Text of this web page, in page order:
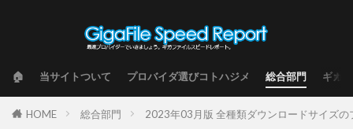
🏠 当サイトついて プロバイダ選びコトハジメ 総合部門 ギガ
HOME 総合部門 2023年03月版 全種類ダウンロードサイズの